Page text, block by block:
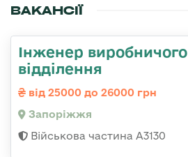
ВАКАНСІЇ
Інженер виробничого
відділення
від 25000 до 26000 грн
Запоріжжя
Військова частина А3130